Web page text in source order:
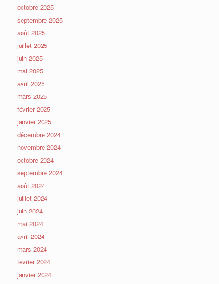
octobre 2025
septembre 2025
août 2025
juillet 2025
juin 2025
mai 2025
avril 2025
mars 2025
février 2025
janvier 2025
décembre 2024
novembre 2024
octobre 2024
septembre 2024
août 2024
juillet 2024
juin 2024
mai 2024
avril 2024
mars 2024
février 2024
janvier 2024